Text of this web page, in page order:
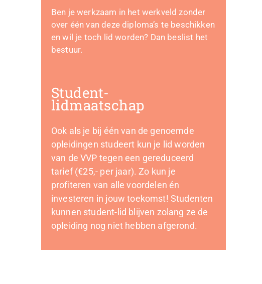
Ben je werkzaam in het werkveld zonder
over één van deze diploma’s te beschikken
en wil je toch lid worden? Dan beslist het
bestuur.
Student-
lidmaatschap
Ook als je bij één van de genoemde
opleidingen studeert kun je lid worden
van de VVP tegen een gereduceerd
tarief (€25,- per jaar). Zo kun je
profiteren van alle voordelen én
investeren in jouw toekomst! Studenten
kunnen student-lid blijven zolang ze de
opleiding nog niet hebben afgerond.